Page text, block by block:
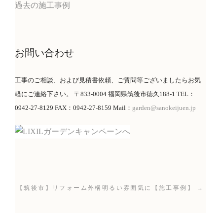
過去の施工事例
お問い合わせ
工事のご相談、および見積書依頼、ご質問等ございましたらお気
軽にご連絡下さい。 〒833-0004 福岡県筑後市徳久188-1 TEL：
0942-27-8129 FAX：0942-27-8159 Mail： garden@sanokeijuen.jp
【筑後市】リフォーム外構明るい雰囲気に【施工事例】 →